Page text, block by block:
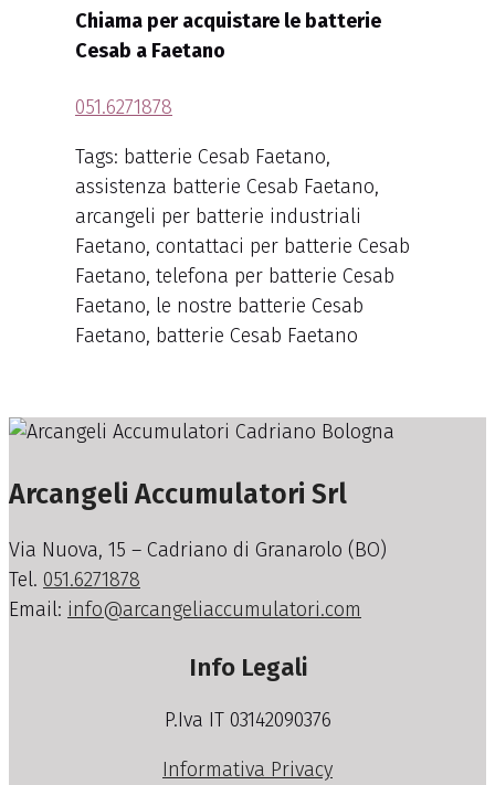
Chiama per acquistare le batterie
Cesab a Faetano
051.6271878
Tags: batterie Cesab Faetano,
assistenza batterie Cesab Faetano,
arcangeli per batterie industriali
Faetano, contattaci per batterie Cesab
Faetano, telefona per batterie Cesab
Faetano, le nostre batterie Cesab
Faetano, batterie Cesab Faetano
Arcangeli Accumulatori Srl
Via Nuova, 15 – Cadriano di Granarolo (BO)
Tel. 051.6271878
Email: info@arcangeliaccumulatori.com
Info Legali
P.Iva IT 03142090376
Informativa Privacy